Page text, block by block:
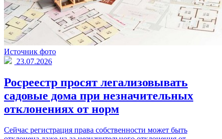
Источник фото
23.07.2026
Росреестр просят легализовывать
садовые дома при незначительных
отклонениях от норм
Сейчас регистрация права собственности может быть